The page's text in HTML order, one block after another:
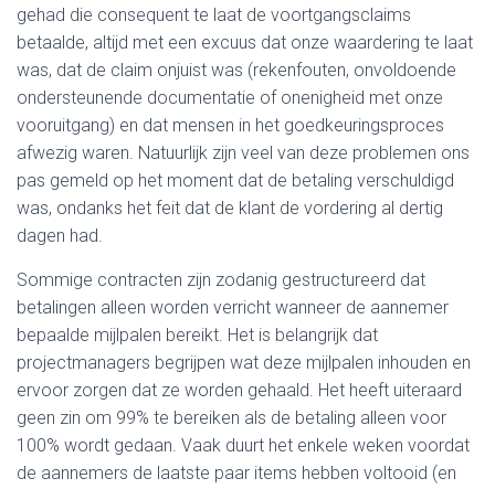
gehad die consequent te laat de voortgangsclaims
betaalde, altijd met een excuus dat onze waardering te laat
was, dat de claim onjuist was (rekenfouten, onvoldoende
ondersteunende documentatie of onenigheid met onze
vooruitgang) en dat mensen in het goedkeuringsproces
afwezig waren. Natuurlijk zijn veel van deze problemen ons
pas gemeld op het moment dat de betaling verschuldigd
was, ondanks het feit dat de klant de vordering al dertig
dagen had.
Sommige contracten zijn zodanig gestructureerd dat
betalingen alleen worden verricht wanneer de aannemer
bepaalde mijlpalen bereikt. Het is belangrijk dat
projectmanagers begrijpen wat deze mijlpalen inhouden en
ervoor zorgen dat ze worden gehaald. Het heeft uiteraard
geen zin om 99% te bereiken als de betaling alleen voor
100% wordt gedaan. Vaak duurt het enkele weken voordat
de aannemers de laatste paar items hebben voltooid (en